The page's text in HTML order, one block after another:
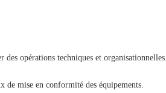
opérations techniques et organisationnelles.
de mise en conformité des équipements.